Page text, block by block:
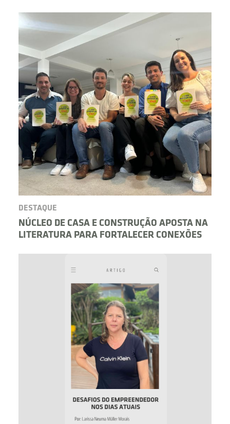
DESTAQUE
NÚCLEO DE CASA E CONSTRUÇÃO APOSTA NA
LITERATURA PARA FORTALECER CONEXÕES